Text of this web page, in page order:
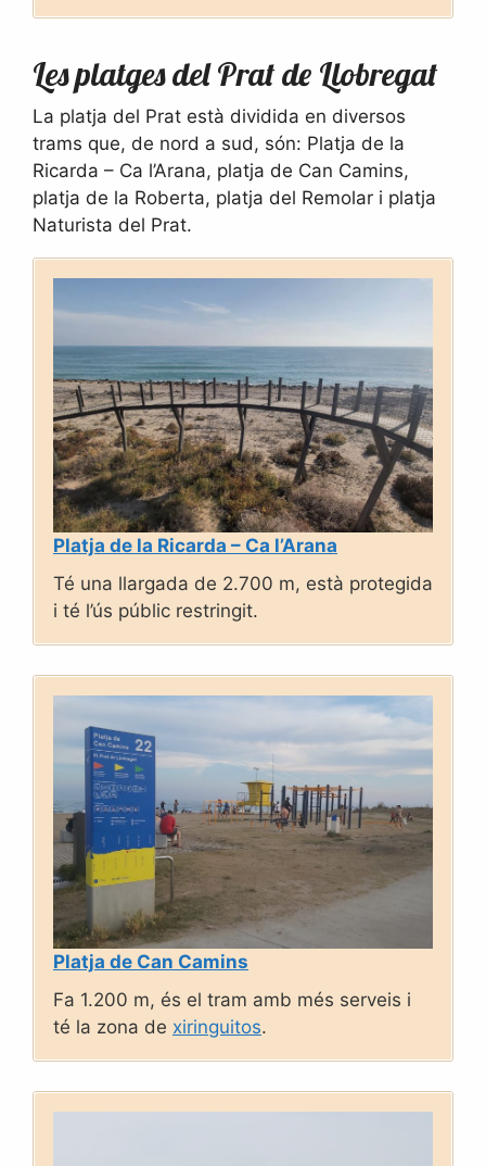
Les platges del Prat de Llobregat
La platja del Prat està dividida en diversos
trams que, de nord a sud, són: Platja de la
Ricarda – Ca l’Arana, platja de Can Camins,
platja de la Roberta, platja del Remolar i platja
Naturista del Prat.
Platja de la Ricarda – Ca l’Arana
Té una llargada de 2.700 m, està protegida
i té l’ús públic restringit.
Platja de Can Camins
Fa 1.200 m, és el tram amb més serveis i
té la zona de xiringuitos.